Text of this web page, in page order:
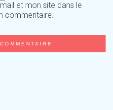
et mon site dans le
commentaire.